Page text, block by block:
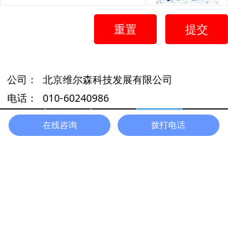
提交
重置
公司：
北京维尔森科技发展有限公司
电话：
010-60240986
手机： 18611999142
邮箱： 597462646@qq.com
方案展示 工程案例 联系我们 一键拨号
在线咨询 拨打电话